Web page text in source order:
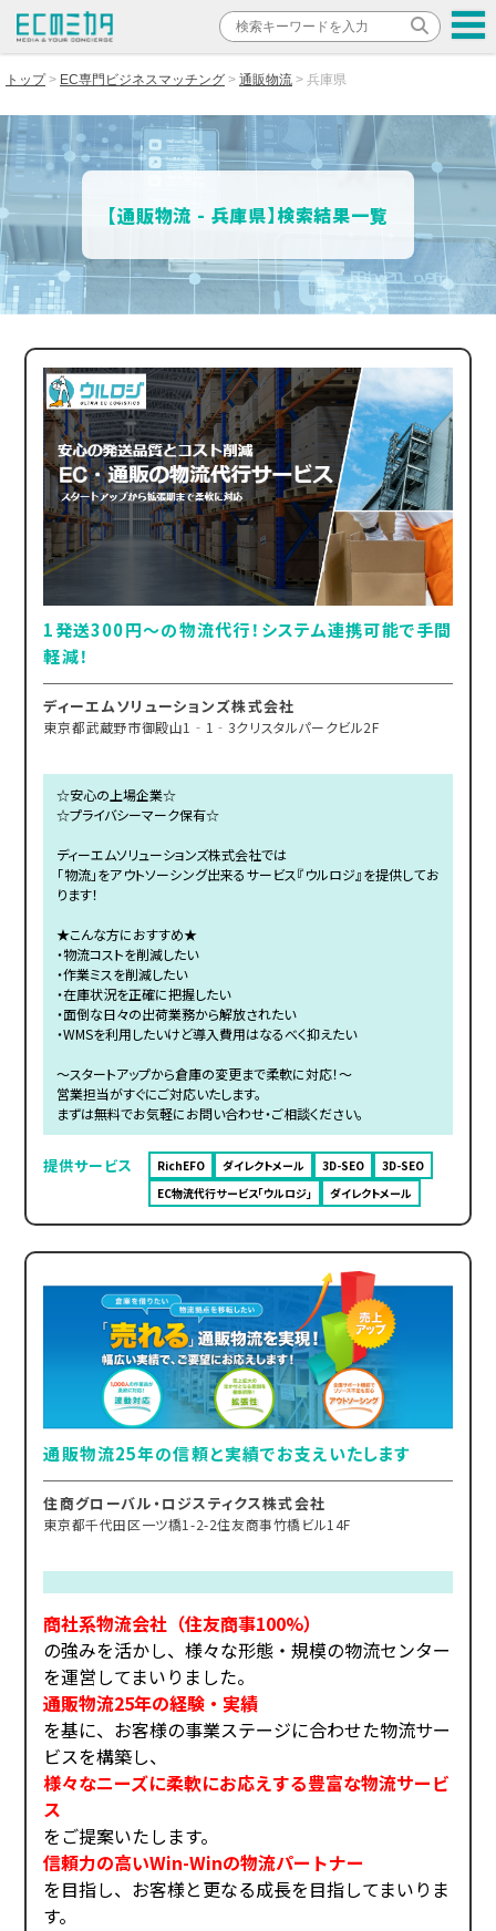
トップ EC専門ビジネスマッチング 通販物流 兵庫県
【通販物流 - 兵庫県】検索結果一覧
1発送300円～の物流代行！システム連携可能で手間
軽減！
ディーエムソリューションズ株式会社
東京都武蔵野市御殿山1‐1‐3クリスタルパークビル2F
☆安心の上場企業☆
☆プライバシーマーク保有☆
ディーエムソリューションズ株式会社では
「物流」をアウトソーシング出来るサービス『ウルロジ』を提供してお
ります！
★こんな方におすすめ★
・物流コストを削減したい
・作業ミスを削減したい
・在庫状況を正確に把握したい
・面倒な日々の出荷業務から解放されたい
・WMSを利用したいけど導入費用はなるべく抑えたい
～スタートアップから倉庫の変更まで柔軟に対応！～
営業担当がすぐにご対応いたします。
まずは無料でお気軽にお問い合わせ・ご相談ください。
提供サービス RichEFO ダイレクトメール 3D-SEO
3D-SEO
EC物流代行サービス「ウルロジ」
ダイレクトメール
通販物流25年の信頼と実績でお支えいたします
住商グローバル・ロジスティクス株式会社
東京都千代田区一ツ橋1-2-2住友商事竹橋ビル14F
商社系物流会社（住友商事100%）
の強みを活かし、様々な形態・規模の物流センター
を運営してまいりました。
通販物流25年の経験・実績
を基に、お客様の事業ステージに合わせた物流サー
ビスを構築し、
様々なニーズに柔軟にお応えする豊富な物流サービ
ス
をご提案いたします。
信頼力の高いWin-Winの物流パートナー
を目指し、お客様と更なる成長を目指してまいりま
す。